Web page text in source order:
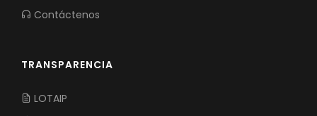
Contáctenos
TRANSPARENCIA
LOTAIP